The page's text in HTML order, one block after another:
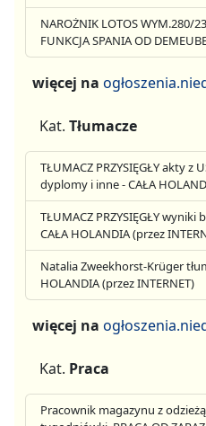
NAROŻNIK LOTOS WYM.280/
FUNKCJA SPANIA OD
więcej na
Kat. Tłumacze
TŁUMACZ PRZYSIĘGŁY akty z
dyplomy i inne - CAŁA
TŁUMACZ PRZYSIĘGŁY
CAŁA HOLANDIA (przez
Natalia Zweekhorst-Krüger
HOLANDIA (przez INTERNET)
więcej na
Kat. Praca
Pracownik magazynu z